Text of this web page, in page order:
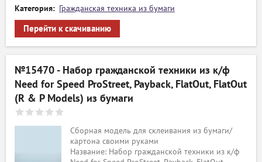
Категория: Гражданская техника из бумаги
Перейти к скачиванию
№15470 - Набор гражданской техники из к/ф
Need for Speed ProStreet, Payback, FlatOut, FlatOut
(R & P Models) из бумаги
Сборная модель для склеивания из бумаги/
картона своими руками
Название: Набор гражданской техники из к/ф